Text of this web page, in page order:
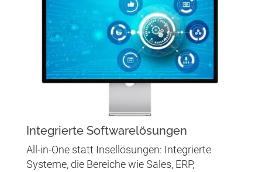
Integrierte Softwarelösungen
All-in-One statt Insellösungen: Integrierte
Systeme, die Bereiche wie Sales, ERP,